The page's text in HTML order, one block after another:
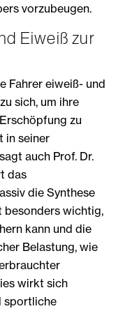
vorzubeugen.
Eiweiß zur
Fahrer eiweiß- und
sich, um ihre
zu
in seiner
auch Prof. Dr.
das
die Synthese
besonders wichtig,
kann und die
Belastung, wie
wirkt sich
sportliche